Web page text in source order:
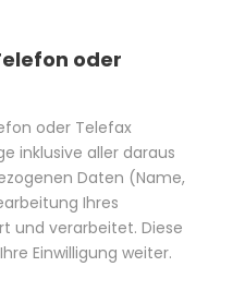
oder
oder Telefax
inklusive aller daraus
Daten (Name,
Ihres
und verarbeitet. Diese
Einwilligung weiter.